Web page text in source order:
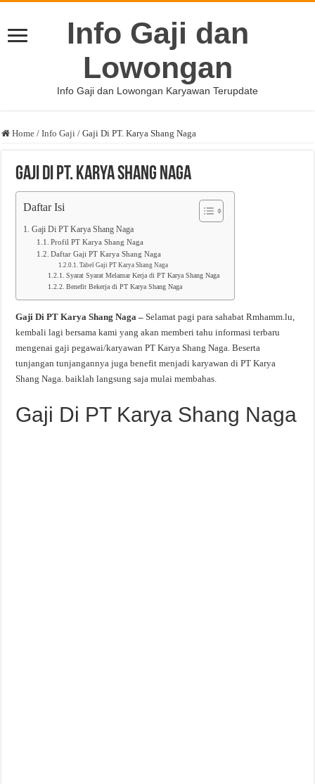
Info Gaji dan
Lowongan
Info Gaji dan Lowongan Karyawan Terupdate
Home / Info Gaji / Gaji Di PT. Karya Shang Naga
Gaji Di PT. Karya Shang Naga
Daftar Isi
Gaji Di PT Karya Shang Naga
Profil PT Karya Shang Naga
Daftar Gaji PT Karya Shang Naga
Tabel Gaji PT Karya Shang Naga
Syarat Syarat Melamar Kerja di PT Karya Shang Naga
Benefit Bekerja di PT Karya Shang Naga
Gaji Di PT Karya Shang Naga –Selamat pagi para sahabat Rmhamm.lu,
kembali lagi bersama kami yang akan memberi tahu informasi terbaru
mengenai gaji pegawai/karyawan PT Karya Shang Naga. Beserta
tunjangan tunjangannya juga benefit menjadi karyawan di PT Karya
Shang Naga. baiklah langsung saja mulai membahas.
Gaji Di PT Karya Shang Naga